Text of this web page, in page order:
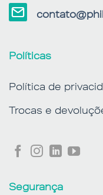
Políticas
Política de
Trocas e
Segurança